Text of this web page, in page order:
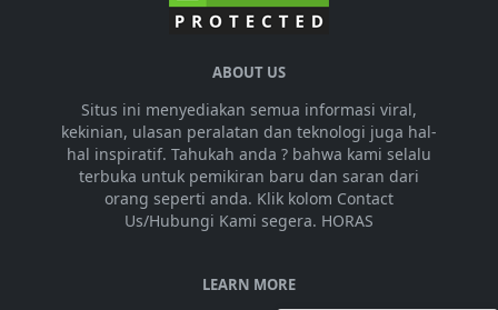
ABOUT US
Situs ini menyediakan semua informasi viral,
kekinian, ulasan peralatan dan teknologi juga hal-
hal inspiratif. Tahukah anda ? bahwa kami selalu
terbuka untuk pemikiran baru dan saran dari
orang seperti anda. Klik kolom Contact
Us/Hubungi Kami segera. HORAS
LEARN MORE